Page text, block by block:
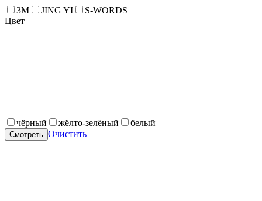
3M JING YI
S-WORDS
Цвет
чёрный жёлто-зелёный белый
Смотреть Очистить